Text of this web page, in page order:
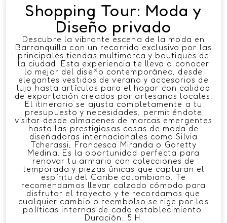
Shopping Tour: Moda y
Diseño privado
Descubre la vibrante escena de la moda en
Barranquilla con un recorrido exclusivo por las
principales tiendas multimarca y boutiques de
la ciudad. Esta experiencia te lleva a conocer
lo mejor del diseño contemporáneo, desde
elegantes vestidos de verano y accesorios de
lujo hasta artículos para el hogar con calidad
de exportación creados por artesanos locales.
El itinerario se ajusta completamente a tu
presupuesto y necesidades, permitiéndote
visitar desde almacenes de marcas emergentes
hasta las prestigiosas casas de moda de
diseñadoras internacionales como Silvia
Tcherassi, Francesca Miranda o Goretty
Medina. Es la oportunidad perfecta para
renovar tu armario con colecciones de
temporada y piezas únicas que capturan el
espíritu del Caribe colombiano. Te
recomendamos llevar calzado cómodo para
disfrutar el trayecto y te recordamos que
cualquier cambio o reembolso se rige por las
políticas internas de cada establecimiento.
Duración: 5 H.